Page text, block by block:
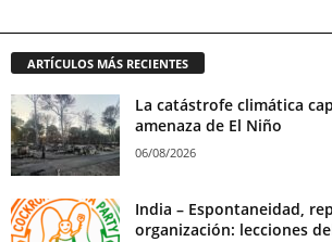
ARTÍCULOS MÁS RECIENTES
La catástrofe climática
amenaza de El Niño
06/08/2026
India – Espontaneidad,
organización: lecciones